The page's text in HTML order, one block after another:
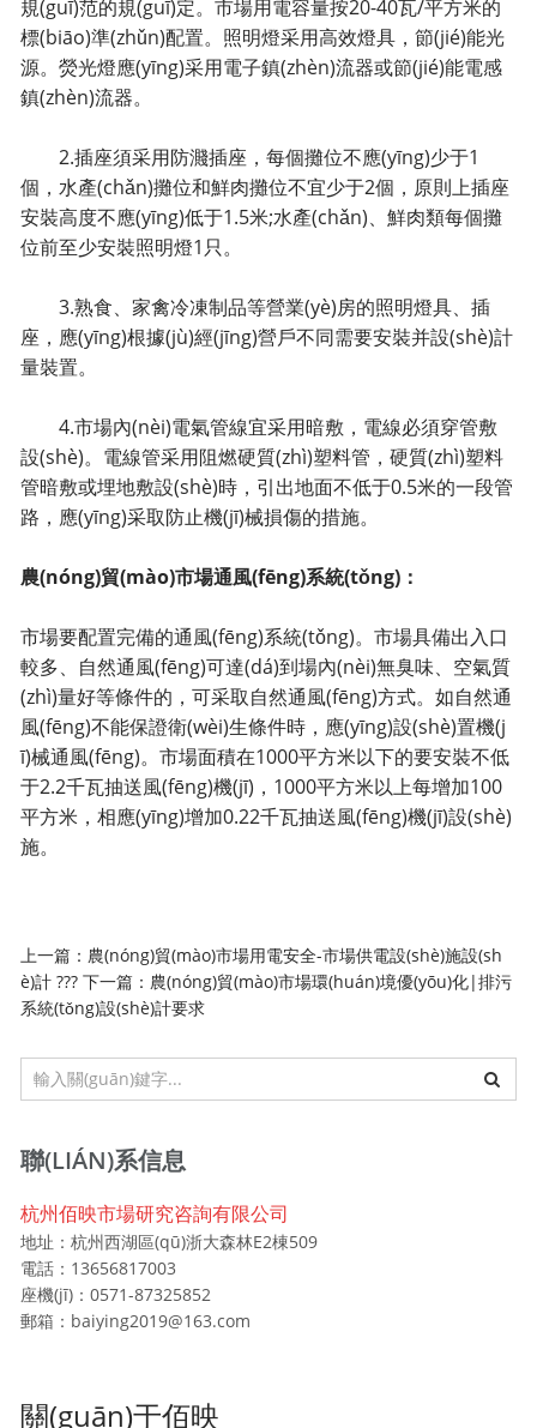
規(guī)范的規(guī)定。市場用電容量按20-40瓦/平方米的
標(biāo)準(zhǔn)配置。照明燈采用高效燈具，節(jié)能光
源。熒光燈應(yīng)采用電子鎮(zhèn)流器或節(jié)能電感
鎮(zhèn)流器。
2.插座須采用防濺插座，每個攤位不應(yīng)少于1
個，水產(chǎn)攤位和鮮肉攤位不宜少于2個，原則上插座
安裝高度不應(yīng)低于1.5米;水產(chǎn)、鮮肉類每個攤
位前至少安裝照明燈1只。
3.熟食、家禽冷凍制品等營業(yè)房的照明燈具、插
座，應(yīng)根據(jù)經(jīng)營戶不同需要安裝并設(shè)計
量裝置。
4.市場內(nèi)電氣管線宜采用暗敷，電線必須穿管敷
設(shè)。電線管采用阻燃硬質(zhì)塑料管，硬質(zhì)塑料
管暗敷或埋地敷設(shè)時，引出地面不低于0.5米的一段管
路，應(yīng)采取防止機(jī)械損傷的措施。
農(nóng)貿(mào)市場通風(fēng)系統(tǒng)：
市場要配置完備的通風(fēng)系統(tǒng)。市場具備出入口
較多、自然通風(fēng)可達(dá)到場內(nèi)無臭味、空氣質
(zhì)量好等條件的，可采取自然通風(fēng)方式。如自然通
風(fēng)不能保證衛(wèi)生條件時，應(yīng)設(shè)置機(j
ī)械通風(fēng)。市場面積在1000平方米以下的要安裝不低
于2.2千瓦抽送風(fēng)機(jī)，1000平方米以上每增加100
平方米，相應(yīng)增加0.22千瓦抽送風(fēng)機(jī)設(shè)
施。
上一篇： 農(nóng)貿(mào)市場用電安全-市場供電設(shè)施設(sh
è)計 ??? 下一篇： 農(nóng)貿(mào)市場環(huán)境優(yōu)化|排污
系統(tǒng)設(shè)計要求
聯(LIÁN)系信息
杭州佰映市場研究咨詢有限公司
地址：杭州西湖區(qū)浙大森林E2棟509
電話：13656817003
座機(jī)：0571-87325852
郵箱：baiying2019@163.com
關(guān)于佰映